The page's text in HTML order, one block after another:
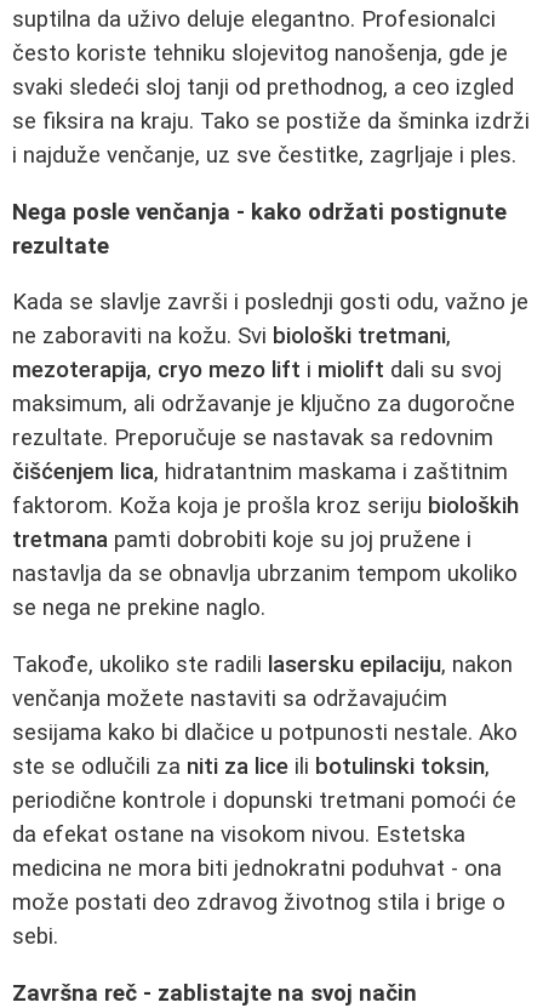
suptilna da uživo deluje elegantno. Profesionalci
često koriste tehniku slojevitog nanošenja, gde je
svaki sledeći sloj tanji od prethodnog, a ceo izgled
se fiksira na kraju. Tako se postiže da šminka izdrži
i najduže venčanje, uz sve čestitke, zagrljaje i ples.
Nega posle venčanja - kako održati postignute
rezultate
Kada se slavlje završi i poslednji gosti odu, važno je
ne zaboraviti na kožu. Svi biološki tretmani,
mezoterapija, cryo mezo lift i miolift dali su svoj
maksimum, ali održavanje je ključno za dugoročne
rezultate. Preporučuje se nastavak sa redovnim
čišćenjem lica, hidratantnim maskama i zaštitnim
faktorom. Koža koja je prošla kroz seriju bioloških
tretmana pamti dobrobiti koje su joj pružene i
nastavlja da se obnavlja ubrzanim tempom ukoliko
se nega ne prekine naglo.
Takođe, ukoliko ste radili lasersku epilaciju, nakon
venčanja možete nastaviti sa održavajućim
sesijama kako bi dlačice u potpunosti nestale. Ako
ste se odlučili za niti za lice ili botulinski toksin,
periodične kontrole i dopunski tretmani pomoći će
da efekat ostane na visokom nivou. Estetska
medicina ne mora biti jednokratni poduhvat - ona
može postati deo zdravog životnog stila i brige o
sebi.
Završna reč - zablistajte na svoj način